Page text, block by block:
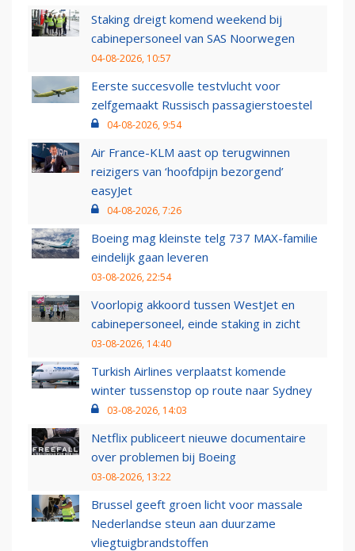
Staking dreigt komend weekend bij
cabinepersoneel van SAS Noorwegen
04-08-2026, 10:57
Eerste succesvolle testvlucht voor
zelfgemaakt Russisch passagierstoestel
04-08-2026, 9:54
Air France-KLM aast op terugwinnen
reizigers van ‘hoofdpijn bezorgend’
easyJet
04-08-2026, 7:26
Boeing mag kleinste telg 737 MAX-familie
eindelijk gaan leveren
03-08-2026, 22:54
Voorlopig akkoord tussen WestJet en
cabinepersoneel, einde staking in zicht
03-08-2026, 14:40
Turkish Airlines verplaatst komende
winter tussenstop op route naar Sydney
03-08-2026, 14:03
Netflix publiceert nieuwe documentaire
over problemen bij Boeing
03-08-2026, 13:22
Brussel geeft groen licht voor massale
Nederlandse steun aan duurzame
vliegtuigbrandstoffen